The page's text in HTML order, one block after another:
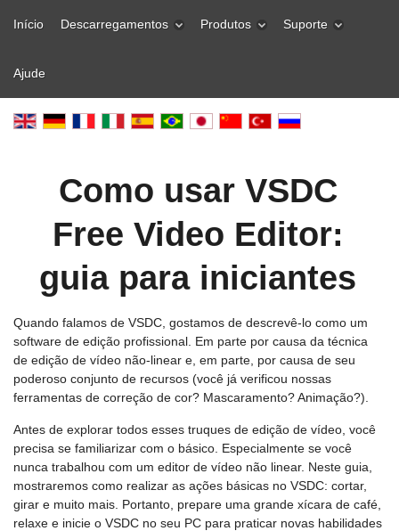
Início Descarregamentos Produtos Suporte
Ajude
Como usar VSDC
Free Video Editor:
guia para iniciantes
Quando falamos de VSDC, gostamos de descrevê-lo como um
software de edição profissional. Em parte por causa da técnica
de edição de vídeo não-linear e, em parte, por causa de seu
poderoso conjunto de recursos (você já verificou nossas
ferramentas de correção de cor? Mascaramento? Animação?).
Antes de explorar todos esses truques de edição de vídeo, você
precisa se familiarizar com o básico. Especialmente se você
nunca trabalhou com um editor de vídeo não linear. Neste guia,
mostraremos como realizar as ações básicas no VSDC: cortar,
girar e muito mais. Portanto, prepare uma grande xícara de café,
relaxe e inicie o VSDC no seu PC para praticar novas habilidades